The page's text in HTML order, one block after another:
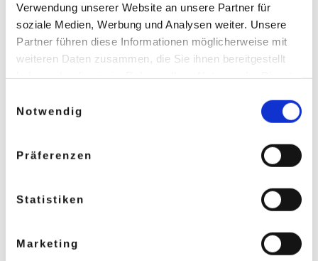
Verwendung unserer Website an unsere Partner für
soziale Medien, Werbung und Analysen weiter. Unsere
Partner führen diese Informationen möglicherweise mit
weiteren Daten zusammen, die Sie ihnen bereitgestellt
Notwendig
Präferenzen
Statistiken
Marketing
Übernachten